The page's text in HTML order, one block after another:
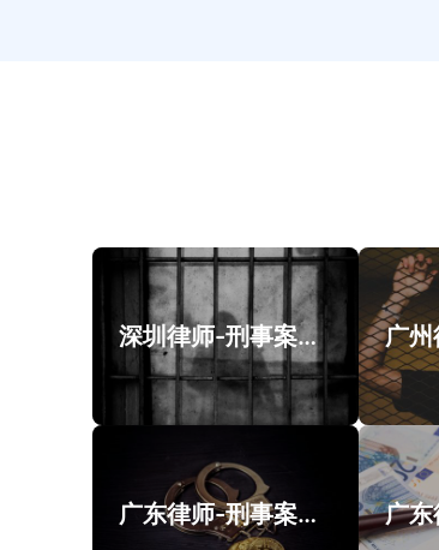
深圳律师-刑事案件案例
广东律师-刑事案件类案例